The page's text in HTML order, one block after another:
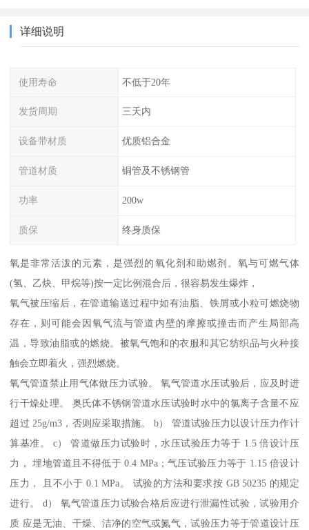
详细说明
使用寿命 不低于20年
发货周期 三天内
设备带材质 优质铝合金
管道材质 铜管及不锈钢管
功率 200w
质保 终身质保
氧是非常活泼的元素，是强烈的氧化剂和助燃剂。氧与可燃气体
(氢、乙炔、甲烷等)按一定比例混合后，很容易发生爆炸，
氧气被压缩后，在管道输送过程中如有油脂、铁屑或小粒可燃烧物
存在，则可能会因氧气流与管道内壁的摩擦或撞击而产生局部高
温，导致油脂或的燃烧。被氧气饱和的衣服和其它纺织品与火种接
触会立即着火，强烈燃烧。
氧气管道禁止用气体做压力试验。 氧气管道水压试验后，应及时进
行干燥处理。 奥氏体不锈钢管道水压试验时水中的氯离子含量不应
超过 25g/m3，否则应采取措施。 b） 管道试验压力以设计压力作计
算基准。 c） 管道做压力试验时，水压试验压力等于 1.5 倍设计压
力， 埋地管道且不得低于 0.4 MPa；气压试验压力等于 1.15 倍设计
压力， 且不小于 0.1 MPa。 试验的方法和要求按 GB 50235 的规定
进行。 d） 氧气管道压力试验合格后应进行泄漏性试验，试验用介
质 应是无油、干燥、洁净的空气或氮气，试验压力等于管道设计压